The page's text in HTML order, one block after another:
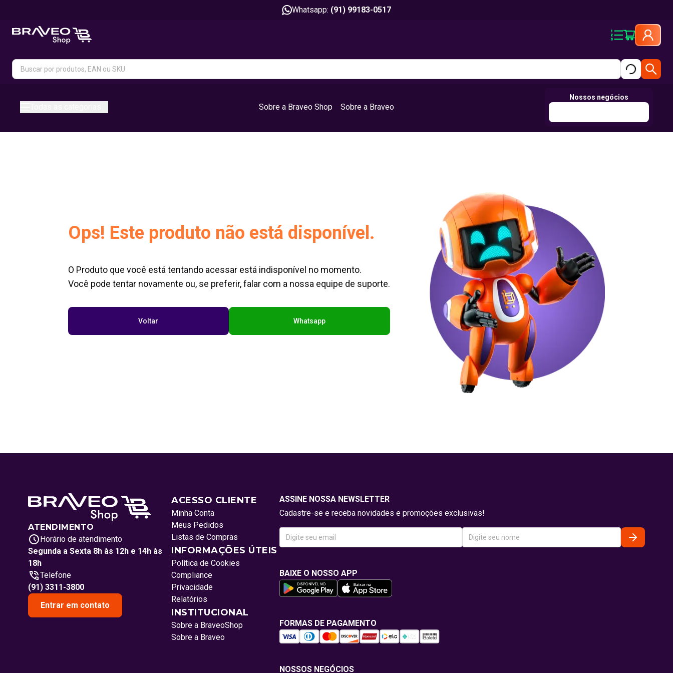
Whatsapp: (91) 99183-0517
Sobre a Braveo Shop Sobre a Braveo
Nossos negócios
Ops! Este produto não está disponível.
O Produto que você está tentando acessar está indisponível no momento.
Você pode tentar novamente ou, se preferir, falar com a nossa equipe de suporte.
Voltar Whatsapp
ATENDIMENTO
Horário de atendimento
Segunda a Sexta 8h às 12h e 14h às
18h
Telefone
(91) 3311-3800
Entrar em contato
ACESSO CLIENTE
Minha Conta
Meus Pedidos
Listas de Compras
INFORMAÇÕES ÚTEIS
Política de Cookies
Compliance
Privacidade
Relatórios
INSTITUCIONAL
Sobre a BraveoShop
Sobre a Braveo
ASSINE NOSSA NEWSLETTER
Cadastre-se e receba novidades e promoções exclusivas!
BAIXE O NOSSO APP
FORMAS DE PAGAMENTO
NOSSOS NEGÓCIOS